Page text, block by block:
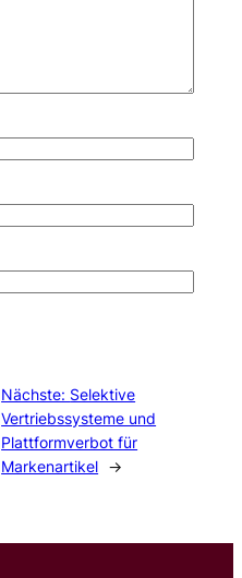
Nächste: Selektive
Vertriebssysteme und
Plattformverbot für
Markenartikel →